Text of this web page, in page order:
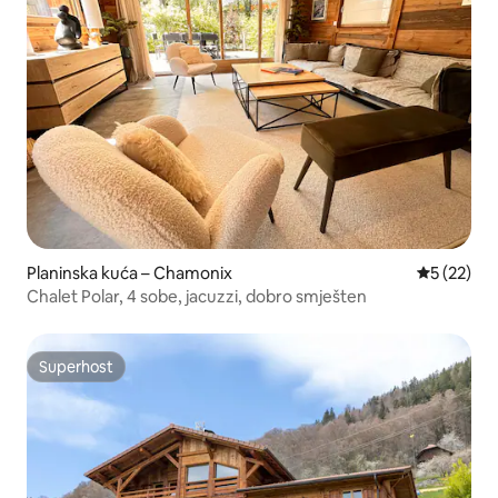
Planinska kuća – Chamonix Prosječna
5 (22)
Chalet Polar, 4 sobe, jacuzzi, dobro smješten
Superhost
Superhost